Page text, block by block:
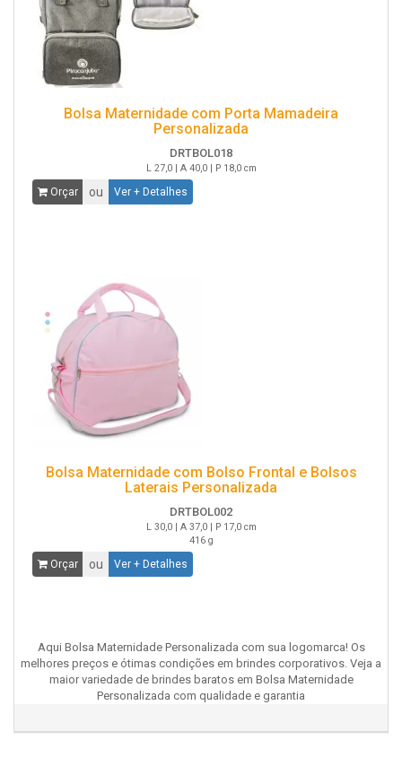
Bolsa Maternidade com Porta Mamadeira
Personalizada
DRTBOL018
L 27,0 | A 40,0 | P 18,0 cm
Orçar ou Ver + Detalhes
Bolsa Maternidade com Bolso Frontal e Bolsos
Laterais Personalizada
DRTBOL002
L 30,0 | A 37,0 | P 17,0 cm
416 g
Orçar ou Ver + Detalhes
Aqui Bolsa Maternidade Personalizada com sua logomarca! Os
melhores preços e ótimas condições em brindes corporativos. Veja a
maior variedade de brindes baratos em Bolsa Maternidade
Personalizada com qualidade e garantia